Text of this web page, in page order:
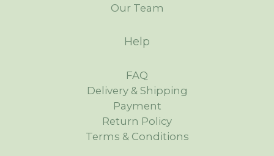
Our Team
Help
FAQ
Delivery & Shipping
Payment
Return Policy
Terms & Conditions